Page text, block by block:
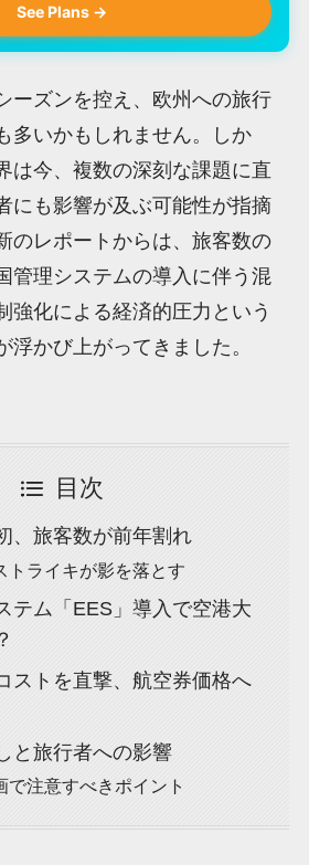
See Plans →
ーズンを控え、欧州への旅行
多いかもしれません。しか
は今、複数の深刻な課題に直
にも影響が及ぶ可能性が指摘
のレポートからは、旅客数の
管理システムの導入に伴う混
強化による経済的圧力という
浮かび上がってきました。
目次
、旅客数が前年割れ
トライキが影を落とす
テム「EES」導入で空港大
ストを直撃、航空券価格へ
と旅行者への影響
で注意すべきポイント